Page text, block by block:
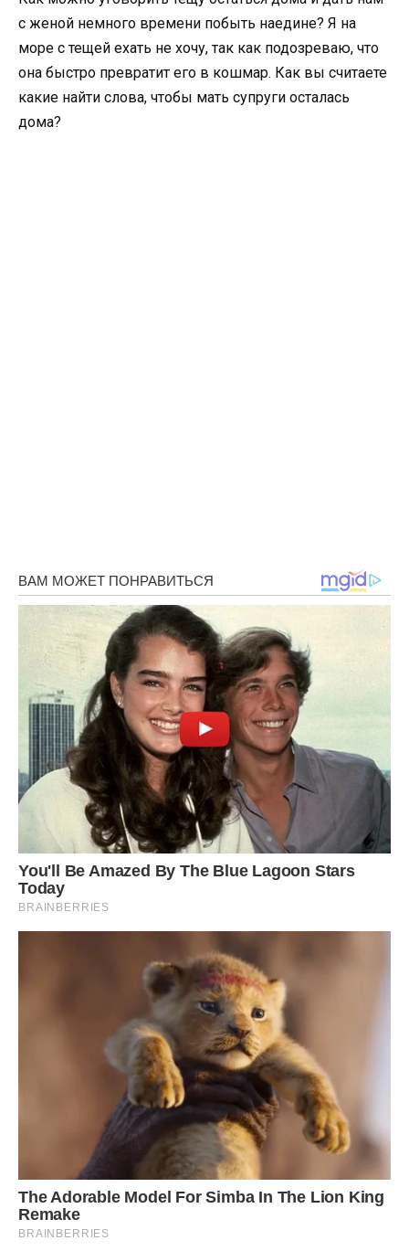
с женой немного времени побыть наедине? Я на
море с тещей ехать не хочу, так как подозреваю, что
она быстро превратит его в кошмар. Как вы считаете
какие найти слова, чтобы мать супруги осталась
дома?